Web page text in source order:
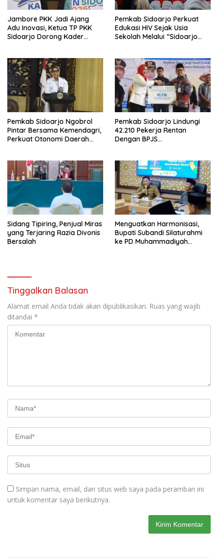
Jambore PKK Jadi Ajang
Adu Inovasi, Ketua TP PKK
Sidoarjo Dorong Kader
Pemkab Sidoarjo Perkuat
Edukasi HIV Sejak Usia
Sekolah Melalui “Sidoarjo
Pemkab Sidoarjo Ngobrol
Pintar Bersama Kemendagri,
Perkuat Otonomi Daerah
Pemkab Sidoarjo Lindungi
42.210 Pekerja Rentan
Dengan BPJS
Wabup Mimik: “Bangun
Manusia Juga Bagian dari
Pembangunan”
Sidang Tipiring, Penjual Miras
yang Terjaring Razia Divonis
Bersalah
Menguatkan Harmonisasi,
Bupati Subandi Silaturahmi
ke PD Muhammadiyah
Tinggalkan Balasan
Alamat email Anda tidak akan dipublikasikan. Ruas yang wajib
ditandai *
Simpan nama, email, dan situs web saya pada peramban ini
untuk komentar saya berikutnya.